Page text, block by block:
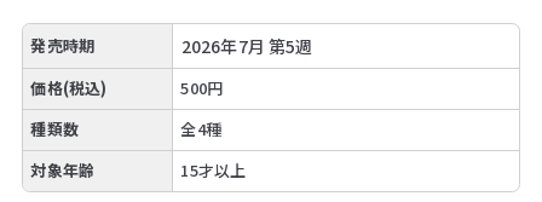
発売時期 2026年7月 第5週
価格(税込)
500円
種類数
全4種
対象年齢
15才以上